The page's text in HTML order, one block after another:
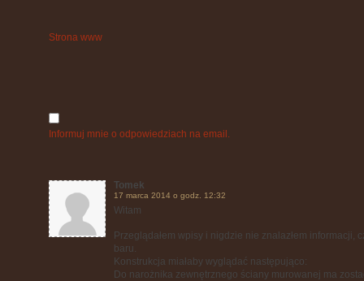
Strona www
Informuj mnie o odpowiedziach na email.
Tomek
17 marca 2014 o godz. 12:32
Witam
Przeglądałem wpisy i nigdzie nie znalazłem
baru.
Konstrukcja miałaby wyglądać następująco:
Do narożnika zewnętrznego ściany murowanej ma